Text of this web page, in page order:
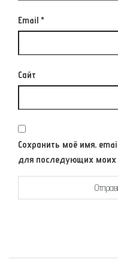
Email *
Сайт
Сохранить моё имя,
для последующих моих